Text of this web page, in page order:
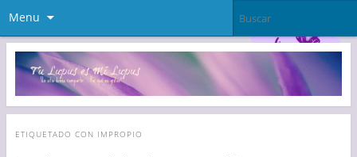
Menu
ETIQUETADO CON IMPROPIO